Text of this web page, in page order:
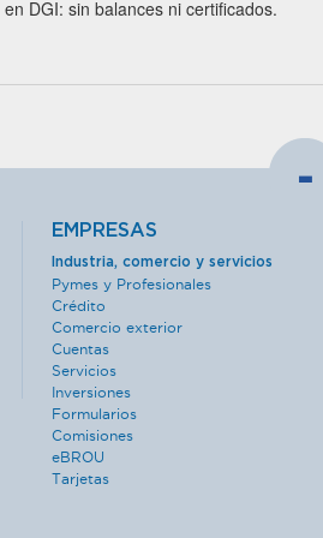
DGI: sin balances ni certificados.
-
EMPRESAS
Industria, comercio y servicios
Pymes y Profesionales
Crédito
Comercio exterior
Cuentas
Servicios
Inversiones
Formularios
Comisiones
eBROU
Tarjetas